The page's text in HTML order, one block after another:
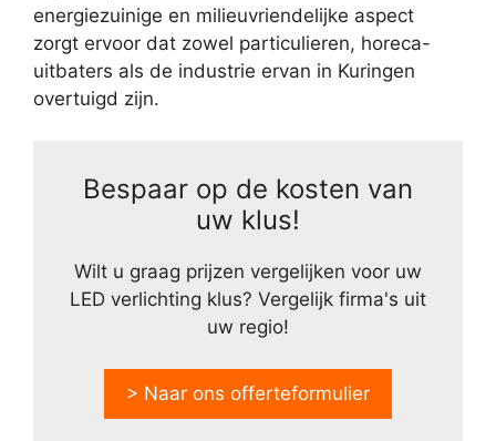
energiezuinige en milieuvriendelijke aspect
zorgt ervoor dat zowel particulieren, horeca-
uitbaters als de industrie ervan in Kuringen
overtuigd zijn.
Bespaar op de kosten van
uw klus!
Wilt u graag prijzen vergelijken voor uw
LED verlichting klus? Vergelijk firma's uit
uw regio!
> Naar ons offerteformulier